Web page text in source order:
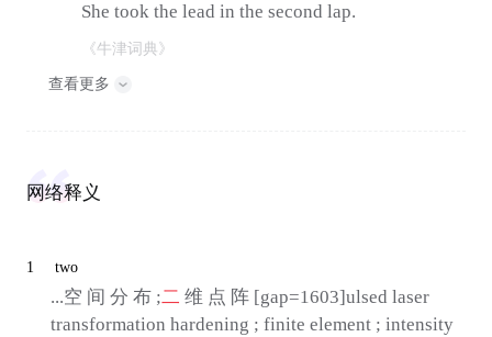
She took the lead in the second lap.
《牛津词典》
查看更多
网络释义
1 two
...空 间 分 布 ;二 维 点 阵 [gap=1603]ulsed laser
transformation hardening ; finite element ; intensity